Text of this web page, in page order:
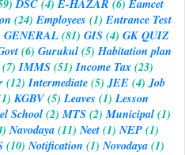
DSC(4) E-HAZAR (6) Eamcet
(24) Employees (1) Entrance Test
GENERAL(81) GIS(4) GK QUIZ
(6) Gurukul(5) Habitation plan
(7) IMMS(51) Income Tax(23)
(12) Intermediate(5) JEE(4) Job
KGBV(5) Leaves (1) Lesson
School(2) MTS(2) Municipal(1)
Navodaya(11) Neet(1) NEP(1)
(10) Notification (1) Novodaya(1)